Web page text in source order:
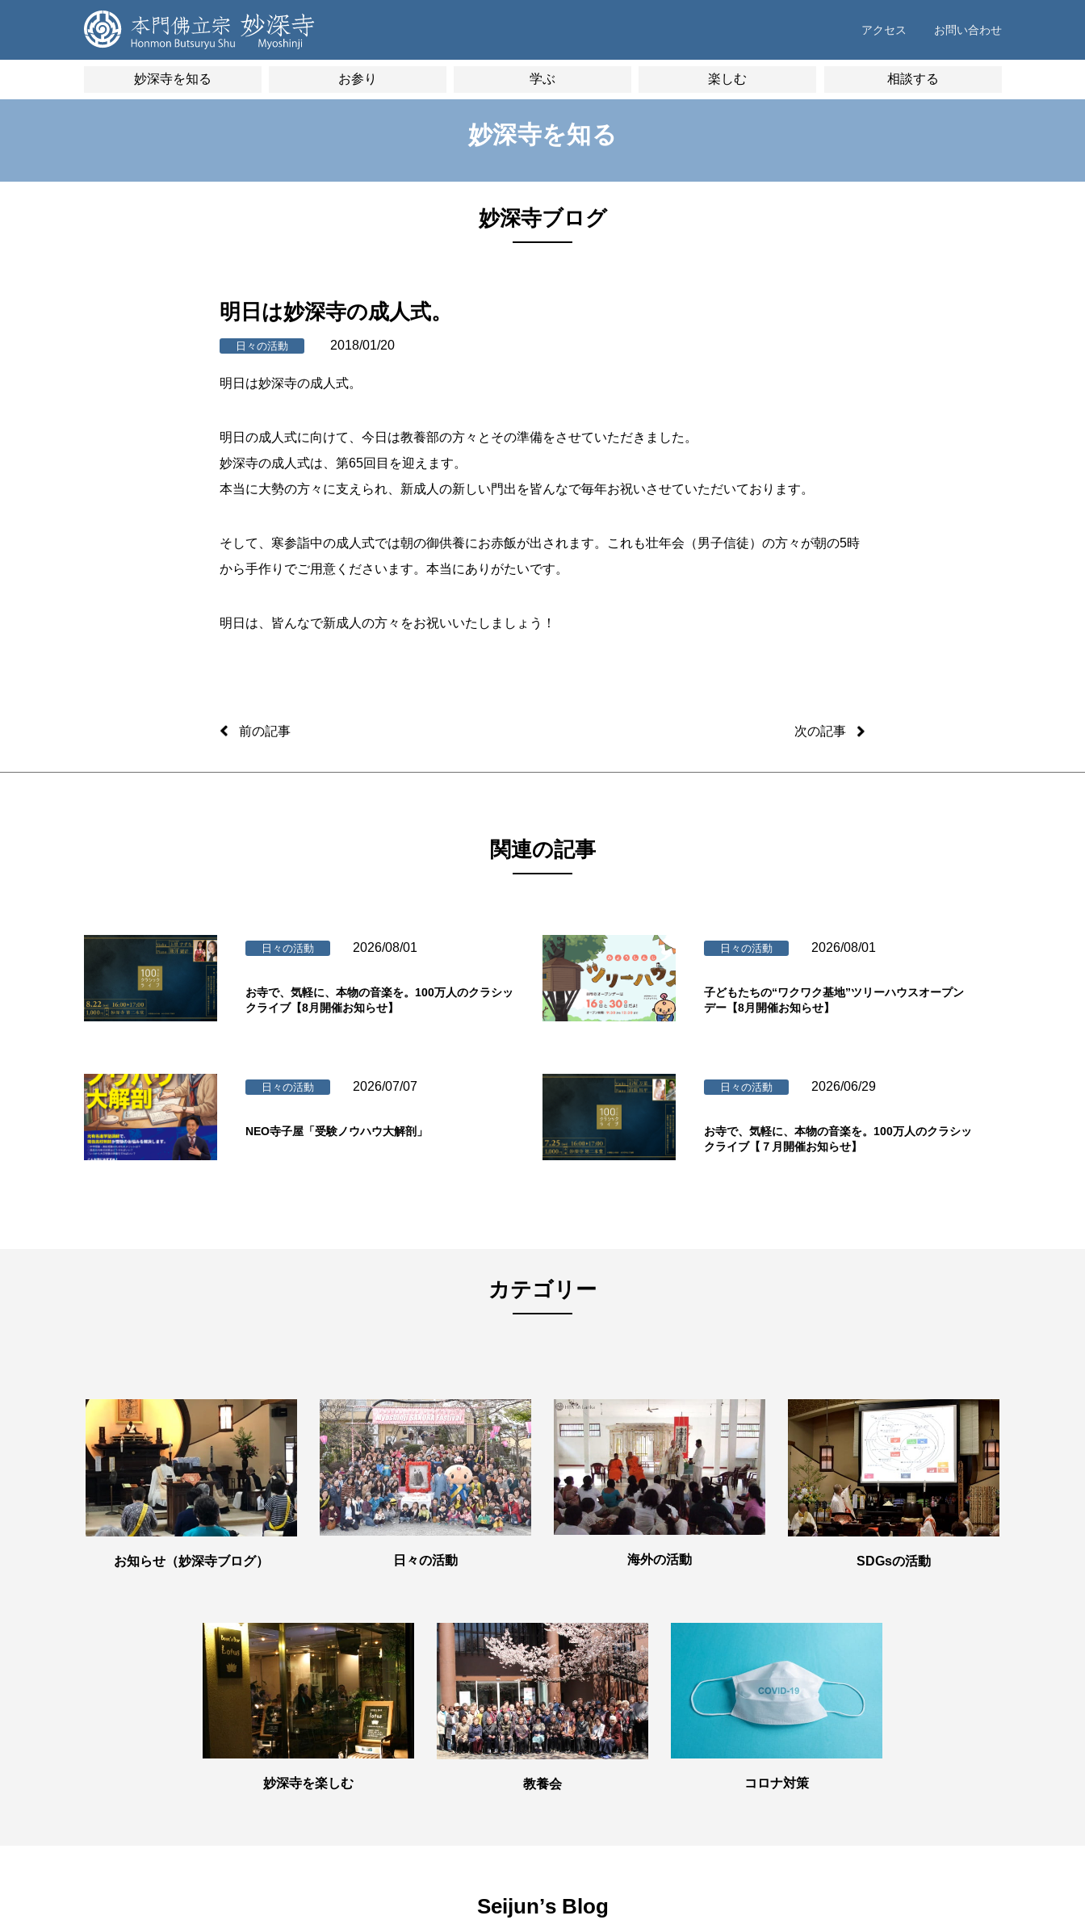
アクセス お問い合わせ
妙深寺を知る お参り 学ぶ 楽しむ 相談する
妙深寺を知る
妙深寺ブログ
明日は妙深寺の成人式。
日々の活動 2018/01/20
明日は妙深寺の成人式。
明日の成人式に向けて、今日は教養部の方々とその準備をさせていただきました。
妙深寺の成人式は、第65回目を迎えます。
本当に大勢の方々に支えられ、新成人の新しい門出を皆んなで毎年お祝いさせていただいております。
そして、寒参詣中の成人式では朝の御供養にお赤飯が出されます。これも壮年会（男子信徒）の方々が朝の5時
から手作りでご用意くださいます。本当にありがたいです。
明日は、皆んなで新成人の方々をお祝いいたしましょう！
前の記事 次の記事
関連の記事
日々の活動 2026/08/01
お寺で、気軽に、本物の音楽を。100万人のクラシッ
クライブ【8月開催お知らせ】
日々の活動 2026/08/01
子どもたちの“ワクワク基地”ツリーハウスオープン
デー【8月開催お知らせ】
日々の活動 2026/07/07
NEO寺子屋「受験ノウハウ大解剖」
日々の活動 2026/06/29
お寺で、気軽に、本物の音楽を。100万人のクラシッ
クライブ【７月開催お知らせ】
カテゴリー
お知らせ（妙深寺ブログ） 日々の活動 海外の活動 SDGsの活動
妙深寺を楽しむ 教養会 コロナ対策
Seijunʼs Blog